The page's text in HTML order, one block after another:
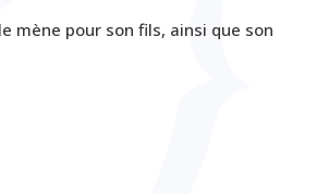
mène pour son fils, ainsi que son